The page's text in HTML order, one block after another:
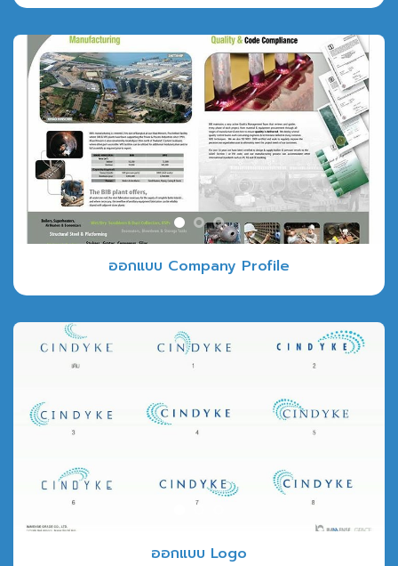
ออกแบบ Company Profile
ออกแบบ Logo